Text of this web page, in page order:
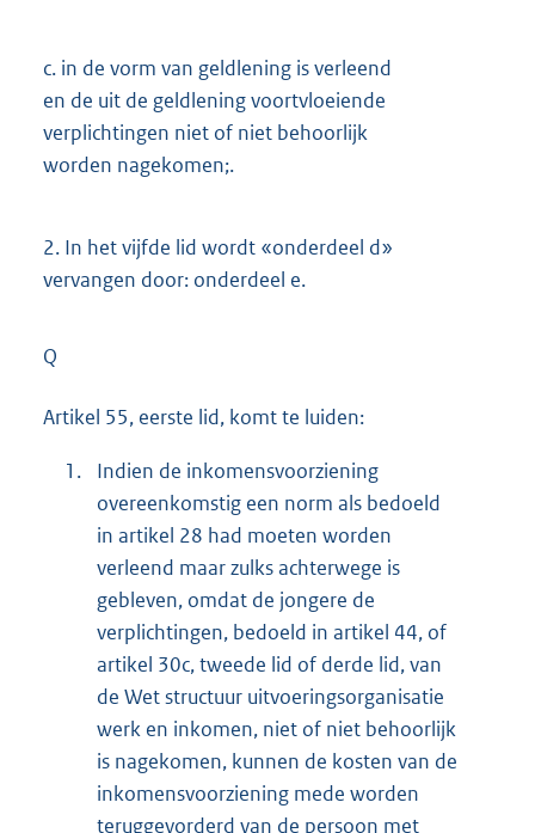
c. in de vorm van geldlening is verleend
en de uit de geldlening voortvloeiende
verplichtingen niet of niet behoorlijk
worden nagekomen;.
2. In het vijfde lid wordt «onderdeel d»
vervangen door: onderdeel e.
Q
Artikel 55, eerste lid, komt te luiden:
1.
Indien de inkomensvoorziening
overeenkomstig een norm als bedoeld
in artikel 28 had moeten worden
verleend maar zulks achterwege is
gebleven, omdat de jongere de
verplichtingen, bedoeld in artikel 44, of
artikel 30c, tweede lid of derde lid, van
de Wet structuur uitvoeringsorganisatie
werk en inkomen, niet of niet behoorlijk
is nagekomen, kunnen de kosten van de
inkomensvoorziening mede worden
teruggevorderd van de persoon met